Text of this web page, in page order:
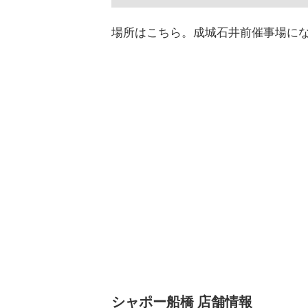
場所はこちら。成城石井前催事場にな
シャポー船橋 店舗情報